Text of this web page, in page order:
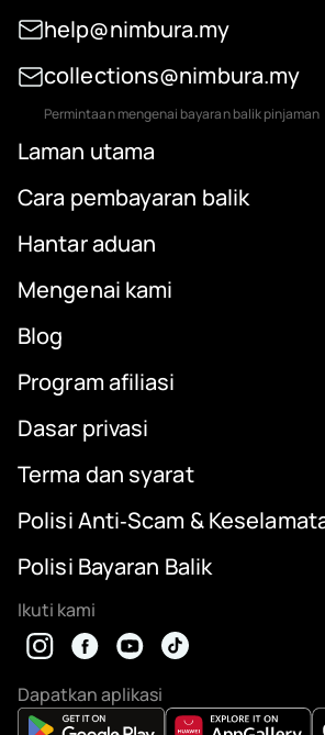
help@nimbura.my
collections@nimbura.my
Permintaan mengenai bayaran balik pinjaman
Laman utama
Cara pembayaran balik
Hantar aduan
Mengenai kami
Blog
Program afiliasi
Dasar privasi
Terma dan syarat
Polisi Anti‑Scam &
Polisi Bayaran Balik
Ikuti kami
Dapatkan aplikasi